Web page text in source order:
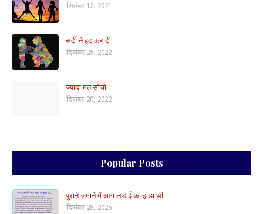
सितंबर 12, 2021
सर्दी ने हद कर दी
दिसंबर 28, 2022
ज्यादा मत सोचो
दिसंबर 20, 2022
Popular Posts
पुराने जमाने में आग लड़ाई का झंडा थी..
दिसंबर 28, 2025